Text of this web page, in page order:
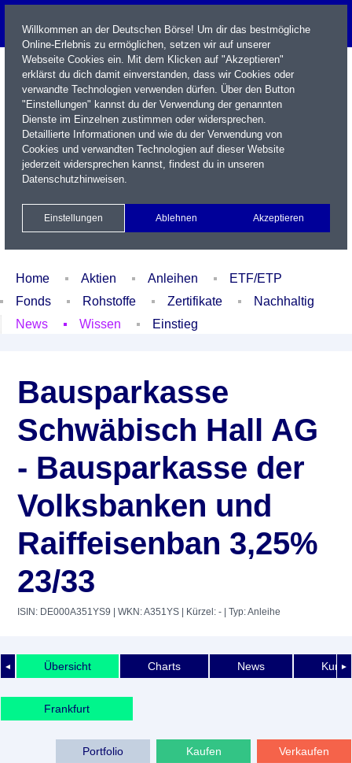
Name / WKN / ISIN / Kürzel
Xetra Realtime
Watchlist Portfolio Login
Home Aktien Anleihen
ETF/ETP
Fonds
Rohstoffe Zertifikate
Nachhaltig
News
Wissen Einstieg
Bausparkasse
Schwäbisch Hall AG
- Bausparkasse der
Volksbanken und
Raiffeisenban 3,25%
23/33
ISIN: DE000A351YS9 | WKN: A351YS | Kürzel: - | Typ: Anleihe
◄ ►
Übersicht Charts News
Frankfurt
Verkaufen
Kaufen
Portfolio
Willkommen an der Deutschen Börse! Um dir das bestmögliche
Online-Erlebnis zu ermöglichen, setzen wir auf unserer
Webseite Cookies ein. Mit dem Klicken auf "Akzeptieren"
erklärst du dich damit einverstanden, dass wir Cookies oder
verwandte Technologien verwenden dürfen. Über den Button
"Einstellungen" kannst du der Verwendung der genannten
Dienste im Einzelnen zustimmen oder widersprechen.
Detaillierte Informationen und wie du der Verwendung von
Cookies und verwandten Technologien auf dieser Website
jederzeit widersprechen kannst, findest du in unseren
Datenschutzhinweisen.
Einstellungen Ablehnen Akzeptieren